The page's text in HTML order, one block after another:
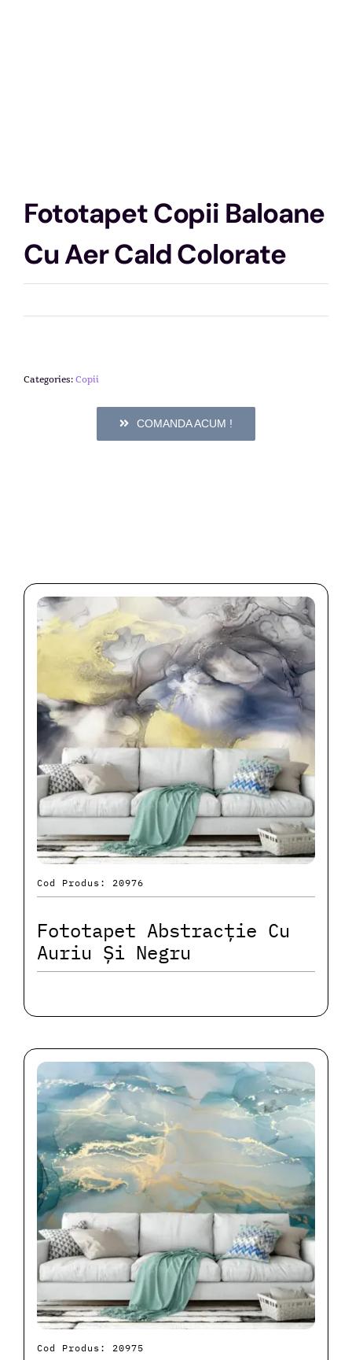
Fototapet Copii Baloane
Cu Aer Cald Colorate
Categories:Copii
COMANDA ACUM !
Cod Produs: 20976
Fototapet Abstracție Cu
Auriu Și Negru
Cod Produs: 20975